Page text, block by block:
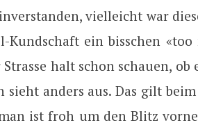
vielleicht war
ein bisschen «too
halt schon schauen, ob
sieht anders aus. Das gilt
ist froh um den Blitz